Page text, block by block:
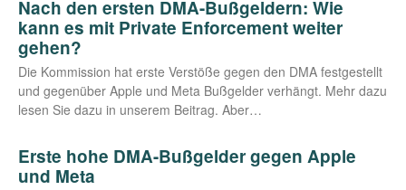
Nach den ersten DMA-Bußgeldern: Wie
kann es mit Private Enforcement weiter
gehen?
Die Kom­mis­si­on hat ers­te Ver­stö­ße gegen den DMA fest­ge­stellt
und gegen­über Apple und Meta Buß­gel­der ver­hängt. Mehr dazu
lesen Sie dazu in unse­rem Bei­trag. Aber…
Erste hohe DMA-Bußgelder gegen Apple
und Meta